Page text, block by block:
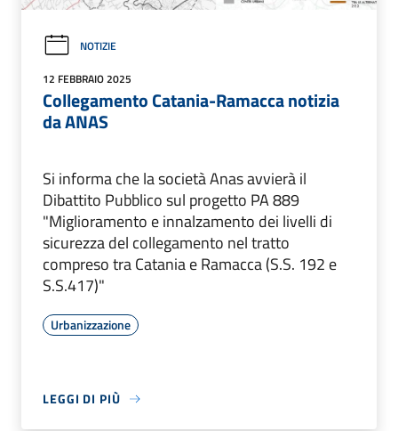
NOTIZIE
12 FEBBRAIO 2025
Collegamento Catania-Ramacca notizia
da ANAS
Si informa che la società Anas avvierà il
Dibattito Pubblico sul progetto PA 889
"Miglioramento e innalzamento dei livelli di
sicurezza del collegamento nel tratto
compreso tra Catania e Ramacca (S.S. 192 e
S.S.417)"
Urbanizzazione
LEGGI DI PIÙ